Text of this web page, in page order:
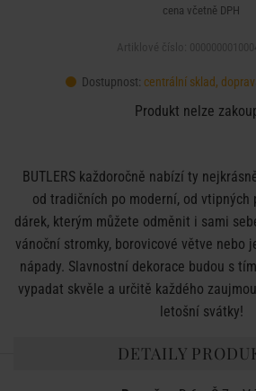
cena včetně DPH
Dostupnost: centrální sklad,
Produkt nelze
BUTLERS každoročně nabízí ty
od tradičních po moderní, od vtipných
dárek, kterým můžete odměnit i sami
vánoční stromky, borovicové větve nebo
nápady. Slavnostní dekorace budou s
vypadat skvěle a určitě každého
letošní svátky!
DETAILY